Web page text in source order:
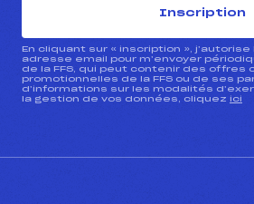
Inscription
En cliquant sur « inscription », j’autorise
adresse email pour m’envoyer
de la FFS, qui peut contenir des offres
promotionnelles de la FFS ou de ses
d’informations sur les modalités
la gestion de vos données, cliquez ici